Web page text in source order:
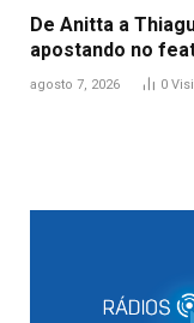
De Anitta a
apostando no
agosto 7, 2026 0